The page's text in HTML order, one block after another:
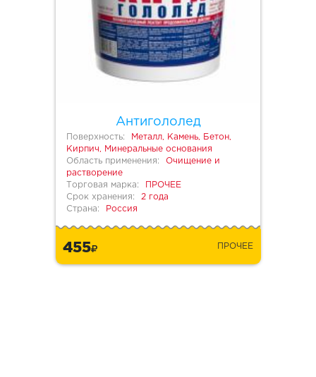
Антигололед
Поверхность:
Металл, Камень, Бетон,
Кирпич, Минеральные основания
Область применения:
Очищение и
растворение
Торговая марка:
ПРОЧЕЕ
Срок хранения:
2 года
Страна:
Россия
455 ПРОЧЕЕ